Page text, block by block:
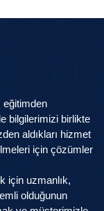
eğitimden
bilgilerimizi birlikte
aldıkları hizmet
için çözümler
için uzmanlık,
olduğunun